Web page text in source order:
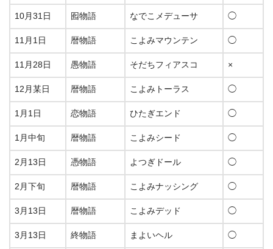
10月31日 囮物語 なでこメデューサ ◯
11月1日 暦物語 こよみマウンテン ◯
11月28日 愚物語 そだちフィアスコ ×
12月某日 暦物語 こよみトーラス ◯
1月1日 恋物語 ひたぎエンド ◯
1月中旬 暦物語 こよみシード ◯
2月13日 憑物語 よつぎドール ◯
2月下旬 暦物語 こよみナッシング ◯
3月13日 暦物語 こよみデッド ◯
3月13日 終物語 まよいヘル ◯